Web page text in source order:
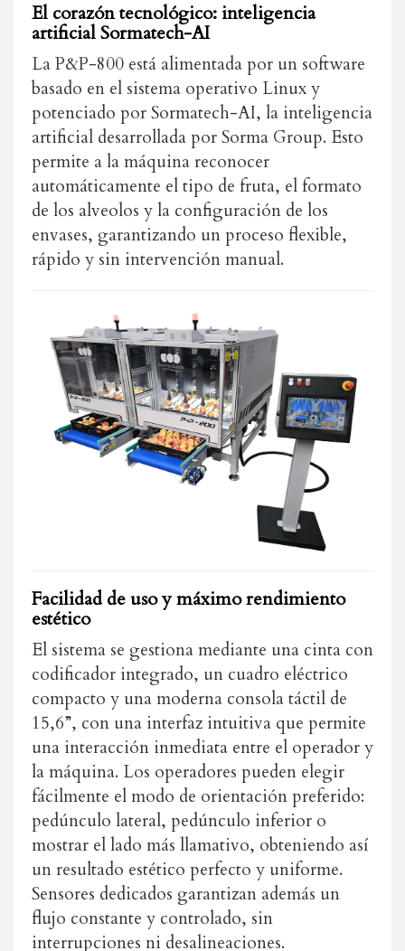
El corazón tecnológico: inteligencia
artificial Sormatech-AI
La P&P-800 está alimentada por un software
basado en el sistema operativo Linux y
potenciado por Sormatech-AI, la inteligencia
artificial desarrollada por Sorma Group. Esto
permite a la máquina reconocer
automáticamente el tipo de fruta, el formato
de los alveolos y la configuración de los
envases, garantizando un proceso flexible,
rápido y sin intervención manual.
Facilidad de uso y máximo rendimiento
estético
El sistema se gestiona mediante una cinta con
codificador integrado, un cuadro eléctrico
compacto y una moderna consola táctil de
15,6”, con una interfaz intuitiva que permite
una interacción inmediata entre el operador y
la máquina. Los operadores pueden elegir
fácilmente el modo de orientación preferido:
pedúnculo lateral, pedúnculo inferior o
mostrar el lado más llamativo, obteniendo así
un resultado estético perfecto y uniforme.
Sensores dedicados garantizan además un
flujo constante y controlado, sin
interrupciones ni desalineaciones.